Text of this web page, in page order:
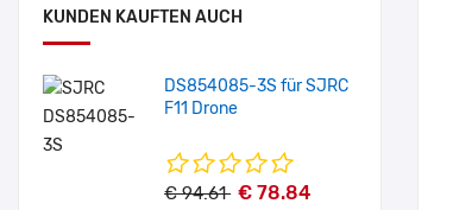
KUNDEN KAUFTEN AUCH
DS854085-3S für SJRC
F11 Drone
€ 94.61 € 78.84